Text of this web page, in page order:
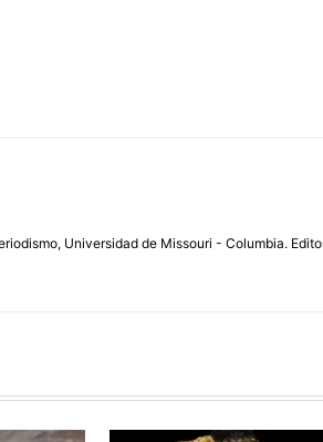
Universidad de Missouri - Columbia.